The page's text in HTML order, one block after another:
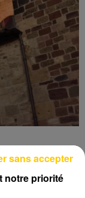
notre priorité
sans accepter